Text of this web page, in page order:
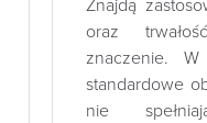
Znajdą
oraz
znaczenie. W
standardowe
nie